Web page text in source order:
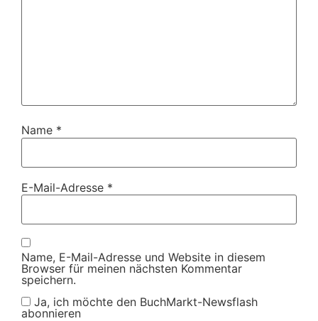
Name *
E-Mail-Adresse *
Name, E-Mail-Adresse und Website in diesem
Browser für meinen nächsten Kommentar
speichern.
Ja, ich möchte den BuchMarkt-Newsflash
abonnieren